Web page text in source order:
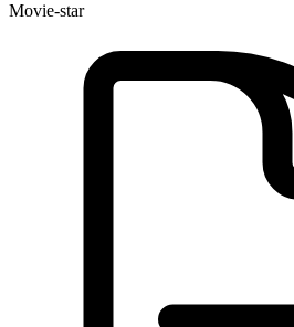
Movie-star